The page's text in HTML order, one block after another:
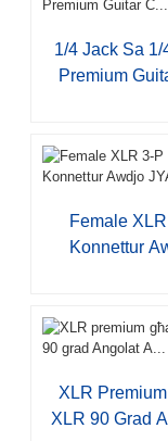
1/4 Jack Sa 1/
Premium
Female
Konnettur
XLR Premium
XLR 90 Grad